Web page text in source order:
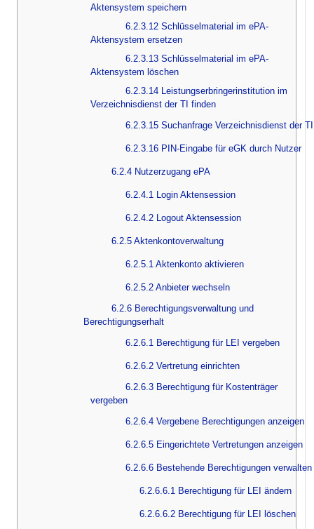
Aktensystem speichern
6.2.3.12 Schlüsselmaterial im ePA-
Aktensystem ersetzen
6.2.3.13 Schlüsselmaterial im ePA-
Aktensystem löschen
6.2.3.14 Leistungserbringerinstitution im
Verzeichnisdienst der TI finden
6.2.3.15 Suchanfrage Verzeichnisdienst der TI
6.2.3.16 PIN-Eingabe für eGK durch Nutzer
6.2.4 Nutzerzugang ePA
6.2.4.1 Login Aktensession
6.2.4.2 Logout Aktensession
6.2.5 Aktenkontoverwaltung
6.2.5.1 Aktenkonto aktivieren
6.2.5.2 Anbieter wechseln
6.2.6 Berechtigungsverwaltung und
Berechtigungserhalt
6.2.6.1 Berechtigung für LEI vergeben
6.2.6.2 Vertretung einrichten
6.2.6.3 Berechtigung für Kostenträger
vergeben
6.2.6.4 Vergebene Berechtigungen anzeigen
6.2.6.5 Eingerichtete Vertretungen anzeigen
6.2.6.6 Bestehende Berechtigungen verwalten
6.2.6.6.1 Berechtigung für LEI ändern
6.2.6.6.2 Berechtigung für LEI löschen